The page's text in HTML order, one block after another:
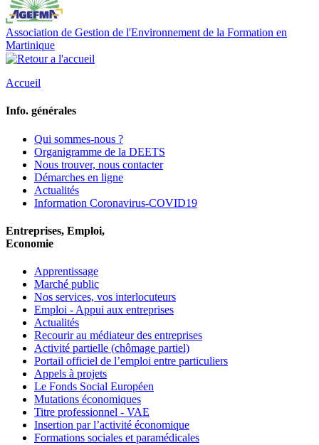
Association de Gestion de l'Environnement de la Formation en
Martinique
Accueil
Info. générales
Qui sommes-nous ?
Organigramme de la DEETS
Nous trouver, nous contacter
Démarches en ligne
Actualités
Information Coronavirus-COVID19
Entreprises, Emploi,
Economie
Apprentissage
Marché public
Nos services, vos interlocuteurs
Emploi - Appui aux entreprises
Actualités
Recourir au médiateur des entreprises
Activité partielle (chômage partiel)
Portail officiel de l’emploi entre particuliers
Appels à projets
Le Fonds Social Européen
Mutations économiques
Titre professionnel - VAE
Insertion par l’activité économique
Formations sociales et paramédicales